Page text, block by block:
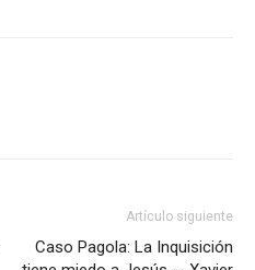
Artículo siguiente
Caso Pagola: La Inquisición